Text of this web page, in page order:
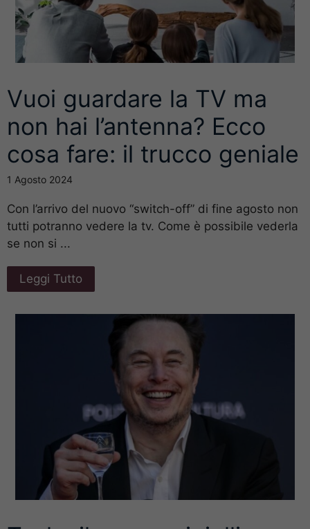
Vuoi guardare la TV ma
non hai l’antenna? Ecco
cosa fare: il trucco geniale
1 Agosto 2024
Con l’arrivo del nuovo “switch-off” di fine agosto non
tutti potranno vedere la tv. Come è possibile vederla
se non si ...
Leggi Tutto